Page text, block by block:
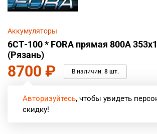
Аккумуляторы
6СТ-100 * FORA прямая 800А
(Рязань)
8700 ₽ В наличии: 8 шт.
Авторизуйтесь, чтобы увидеть
скидку!